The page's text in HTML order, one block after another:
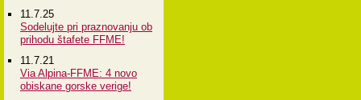
11.7.25
Sodelujte pri praznovanju ob
prihodu štafete FFME!
11.7.21
Via Alpina-FFME: 4 novo
obiskane gorske verige!